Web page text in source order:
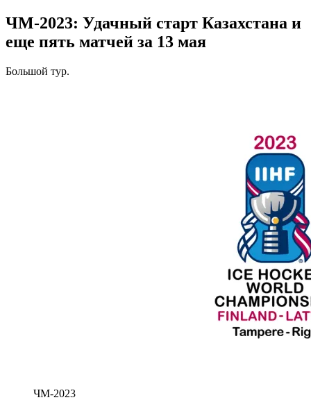
ЧМ-2023: Удачный старт Казахстана и
еще пять матчей за 13 мая
Большой тур.
ЧМ-2023